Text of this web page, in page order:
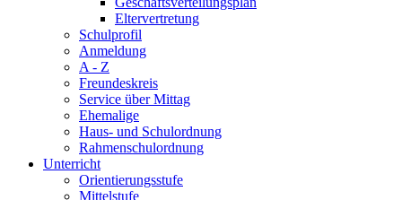
Eltervertretung
Schulprofil
Anmeldung
A - Z
Freundeskreis
Service über Mittag
Ehemalige
Haus- und Schulordnung
Rahmenschulordnung
Unterricht
Orientierungsstufe
Mittelstufe